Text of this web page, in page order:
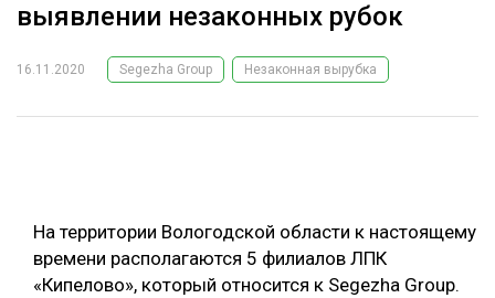
ЛЕСНОЕ ХОЗЯЙСТВО
ЦИФРОВАЯ СРЕДА
БИОЭНЕРГЕТИКА
РУБРИКИ
выявлении незаконных рубок
16.11.2020 Segezha Group Незаконная вырубка
На территории Вологодской области к настоящему
времени располагаются 5 филиалов ЛПК
«Кипелово», который относится к Segezha Group.